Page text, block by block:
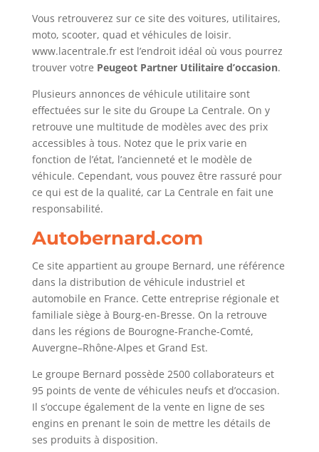
Vous retrouverez sur ce site des voitures, utilitaires,
moto, scooter, quad et véhicules de loisir.
www.lacentrale.fr est l’endroit idéal où vous pourrez
trouver votre Peugeot Partner Utilitaire d’occasion.
Plusieurs annonces de véhicule utilitaire sont
effectuées sur le site du Groupe La Centrale. On y
retrouve une multitude de modèles avec des prix
accessibles à tous. Notez que le prix varie en
fonction de l’état, l’ancienneté et le modèle de
véhicule. Cependant, vous pouvez être rassuré pour
ce qui est de la qualité, car La Centrale en fait une
responsabilité.
Autobernard.com
Ce site appartient au groupe Bernard, une référence
dans la distribution de véhicule industriel et
automobile en France. Cette entreprise régionale et
familiale siège à Bourg-en-Bresse. On la retrouve
dans les régions de Bourogne-Franche-Comté,
Auvergne–Rhône-Alpes et Grand Est.
Le groupe Bernard possède 2500 collaborateurs et
95 points de vente de véhicules neufs et d’occasion.
Il s’occupe également de la vente en ligne de ses
engins en prenant le soin de mettre les détails de
ses produits à disposition.